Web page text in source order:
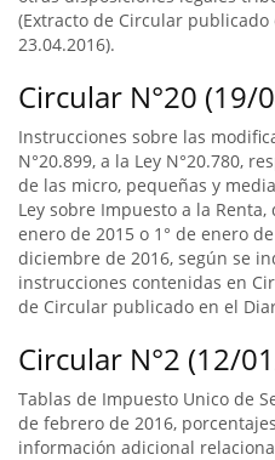
(Extracto de Circular
23.04.2016).
Circular N°20 (19/
Instrucciones sobre las
N°20.899, a la Ley N°20.780,
de las micro, pequeñas y
Ley sobre Impuesto a la
enero de 2015 o 1° de enero
diciembre de 2016, según se
instrucciones contenidas en
de Circular publicado en el
Circular N°2 (12/
Tablas de Impuesto Unico de
de febrero de 2016,
información adicional